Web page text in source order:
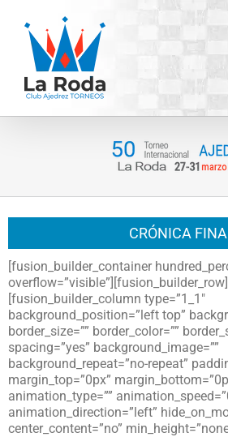
contenido
CRÓNICA
[fusion_builder_container
overflow=”visible”][fusion_builder_row]
[fusion_builder_column type=”1_1″
background_position=”left top”
border_size=”” border_color=””
spacing=”yes” background_image=””
background_repeat=”no-repeat”
margin_top=”0px”
animation_type=””
animation_direction=”left”
center_content=”no”